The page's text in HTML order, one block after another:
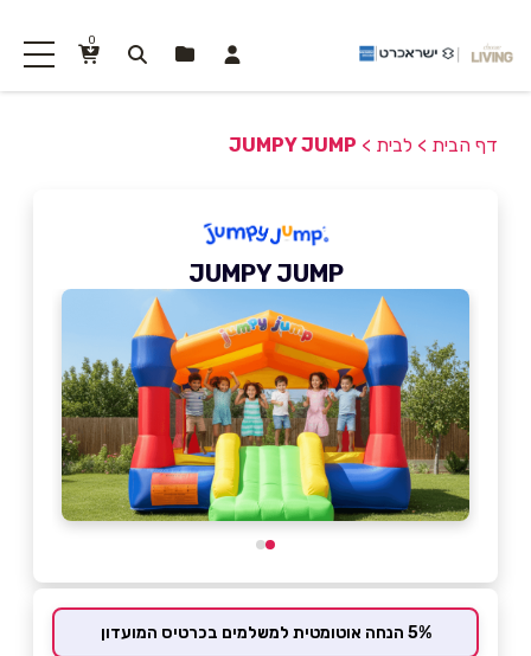
0
דף הבית > לבית >
JUMPY JUMP
JUMPY JUMP
5% הנחה אוטומטית למשלמים בכרטיס המועדון